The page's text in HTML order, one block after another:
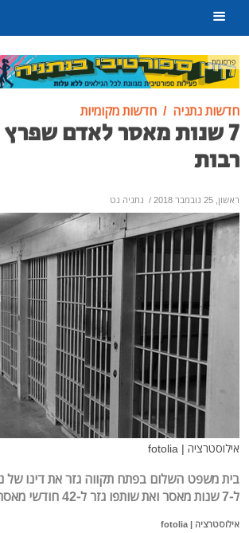
פרסומת
חדשות נתניה חדשות מקומיות
7 שנות מאסר לאדם שפרץ
רבות
ראשון, 25 נובמבר 2018 / נתניה נט
אילוסטרציה | fotolia
בית משפט השלום בפתח תקווה גזר את דינו של
ל-7 שנות מאסר ואת שותפו גזר ל-42 חודשי מאסר בפועל
אילוסטרציה | fotolia